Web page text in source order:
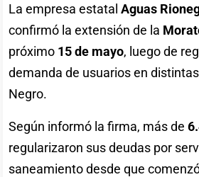
La empresa estatalAguas
confirmó la extensión de la
próximo 15 de mayo, luego de
demanda de usuarios en
Negro.
Según informó la firma, más de
regularizaron sus deudas por
saneamiento desde que